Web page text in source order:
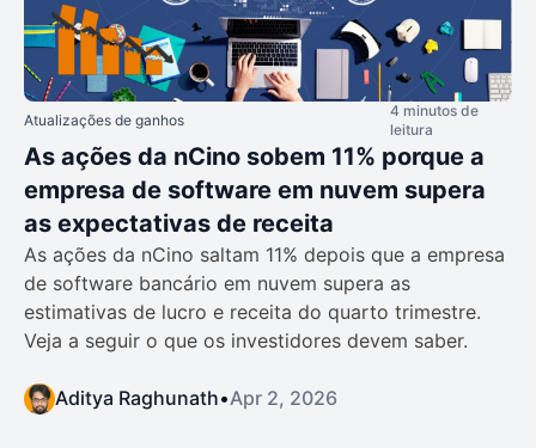
Atualizações de ganhos
4 minutos de
leitura
As ações da nCino sobem 11% porque a
empresa de software em nuvem supera
as expectativas de receita
As ações da nCino saltam 11% depois que a empresa
de software bancário em nuvem supera as
estimativas de lucro e receita do quarto trimestre.
Veja a seguir o que os investidores devem saber.
Aditya Raghunath•Apr 2, 2026